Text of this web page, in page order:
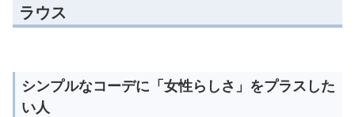
ラウス
シンプルなコーデに「女性らしさ」をプラスした
い人